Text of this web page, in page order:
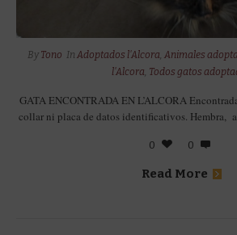
By Tono In Adoptados l'Alcora, Animales
l'Alcora, Todos gatos
GATA ENCONTRADA EN L’ALCORA
collar ni placa de datos identificativos. Hembra,
0 0
Read More